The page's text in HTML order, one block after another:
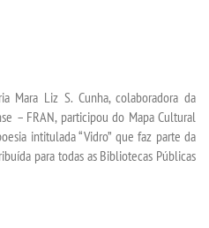
Mara Liz S. Cunha, colaboradora da
– FRAN, participou do Mapa Cultural
intitulada “Vidro” que faz parte da
para todas as Bibliotecas Públicas